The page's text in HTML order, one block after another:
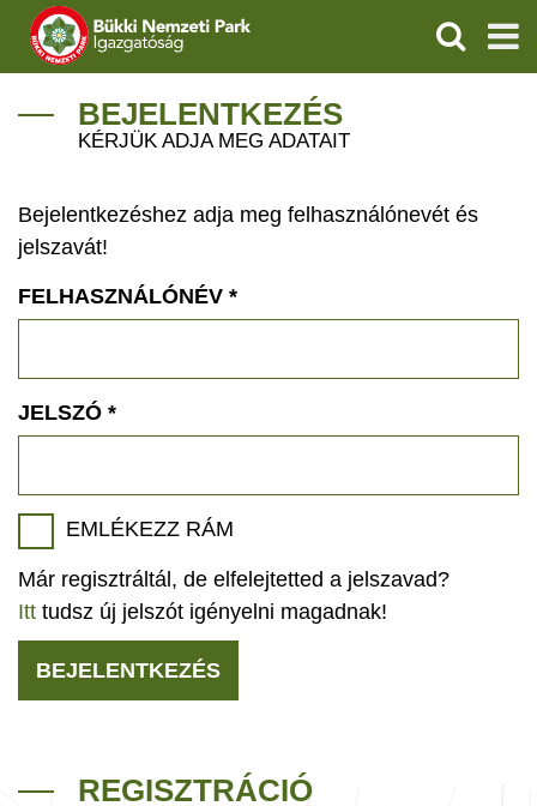
IGAZGATÓSÁG
VÍZVÉDELEM
ÖKOTURIZMUS
GEOPARKOK
KERESÉS
BEJELENTKEZÉS
KÉRJÜK ADJA MEG ADATAIT
Bejelentkezéshez adja meg felhasználónevét és
jelszavát!
FELHASZNÁLÓNÉV *
JELSZÓ *
EMLÉKEZZ RÁM
Már regisztráltál, de elfelejtetted a jelszavad?
Itt tudsz új jelszót igényelni magadnak!
BEJELENTKEZÉS
REGISZTRÁCIÓ